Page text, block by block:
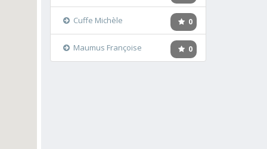
0
Cuffe Michèle
0
Maumus Françoise